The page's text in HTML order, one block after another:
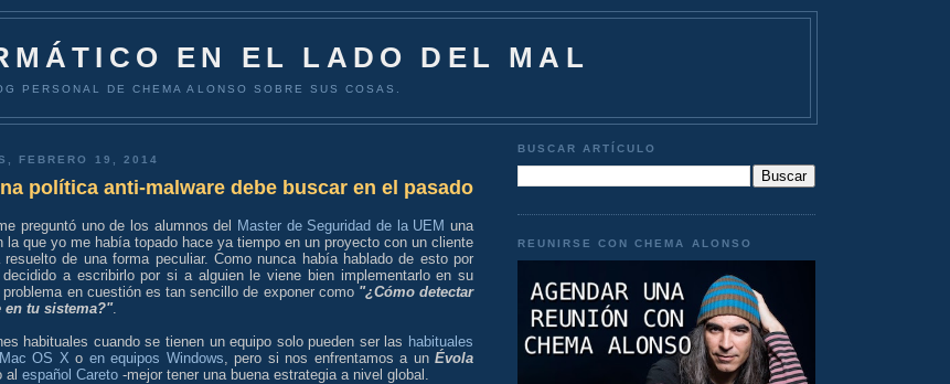
EN EL LADO DEL MAL
PERSONAL DE CHEMA ALONSO SOBRE SUS COSAS.
FEBRERO 19, 2014
política anti-malware debe buscar en el pasado
preguntó uno de los alumnos del Master de Seguridad de la UEM una
la que yo me había topado hace ya tiempo en un proyecto con un cliente
de una forma peculiar. Como nunca había hablado de esto por
a escribirlo por si a alguien le viene bien implementarlo en su
en cuestión es tan sencillo de exponer como "¿Cómo detectar
en tu sistema?".
habituales cuando se tienen un equipo solo pueden ser las habituales
OS X o en equipos Windows , pero si nos enfrentamos a unÉvola
al español Careto -mejor tener una buena estrategia a nivel global.
BUSCAR ARTÍCULO
REUNIRSE CON CHEMA ALONSO